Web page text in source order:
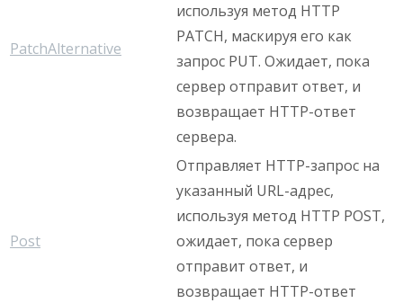
PatchAlternative
используя метод HTTP
PATCH, маскируя его как
запрос PUT. Ожидает, пока
сервер отправит ответ, и
возвращает HTTP-ответ
сервера.
Post
Отправляет HTTP-запрос на
указанный URL-адрес,
используя метод HTTP POST,
ожидает, пока сервер
отправит ответ, и
возвращает HTTP-ответ